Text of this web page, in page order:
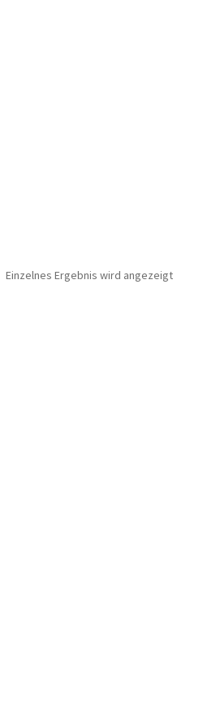
Einzelnes Ergebnis wird angezeigt